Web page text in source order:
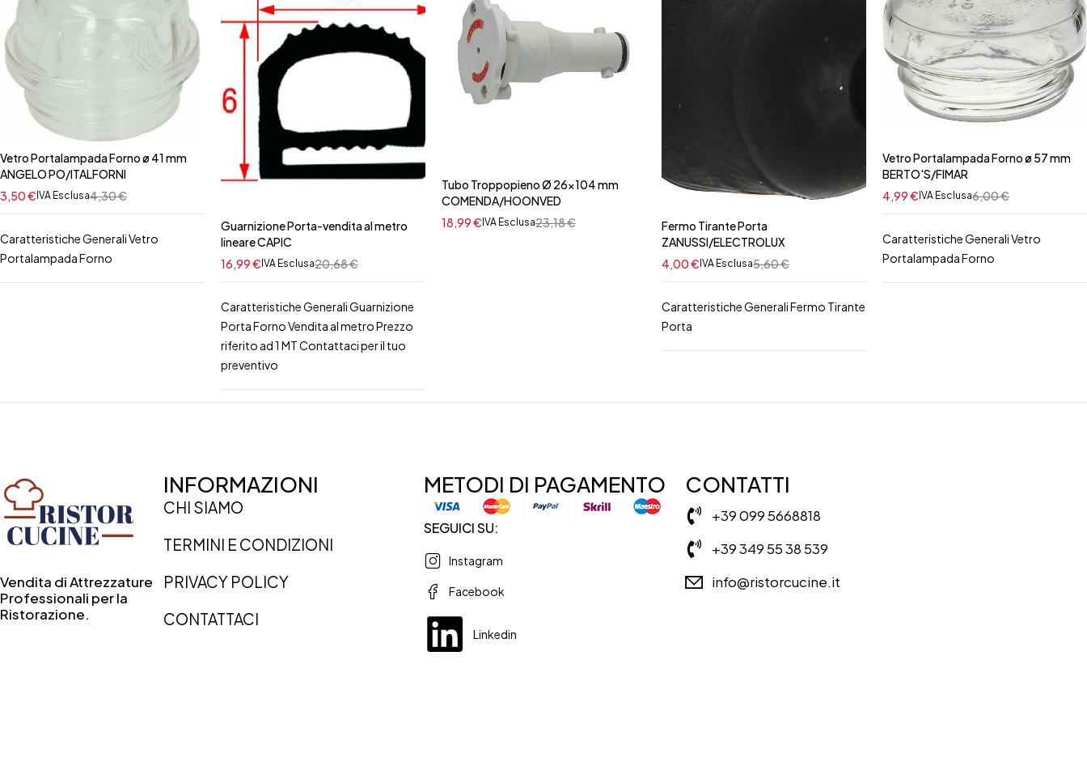
Vetro Portalampada Forno ø 41 mm
ANGELO PO/ITALFORNI
4,30€
3,50€ IVA Esclusa
Caratteristiche Generali Vetro
Portalampada Forno
Guarnizione Porta-vendita al metro
lineare CAPIC
20,68€
16,99€IVA Esclusa
Caratteristiche Generali Guarnizione
Porta Forno Vendita al metro Prezzo
riferito ad 1 MT Contattaci per il tuo
preventivo
Tubo Troppopieno Ø 26x104 mm
COMENDA/HOONVED
23,18€
18,99€IVA Esclusa
Fermo Tirante Porta
ZANUSSI/ELECTROLUX
5,60€
4,00€IVA Esclusa
Caratteristiche Generali Fermo Tirante
Porta
Vetro Portalampada Forno ø 57 mm
BERTO'S/FIMAR
6,00€
4,99€ IVA Esclusa
Caratteristiche Generali Vetro
Portalampada Forno
Vendita di Attrezzature
Professionali per la
Ristorazione.
INFORMAZIONI
CHI SIAMO
TERMINI E CONDIZIONI
PRIVACY POLICY
CONTATTACI
METODI DI PAGAMENTO
SEGUICI SU:
Instagram
Facebook
Linkedin
CONTATTI
+39 099 5668818
+39 349 55 38 539
info@ristorcucine.it